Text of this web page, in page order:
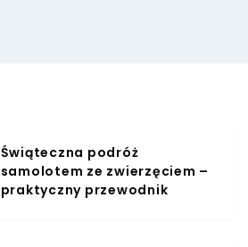
Świąteczna podróż
samolotem ze zwierzęciem –
praktyczny przewodnik